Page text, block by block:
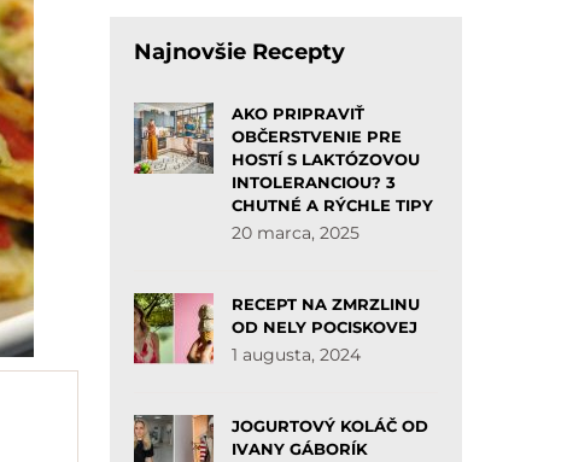
Najnovšie Recepty
AKO PRIPRAVIŤ
OBČERSTVENIE PRE
HOSTÍ S LAKTÓZOVOU
INTOLERANCIOU? 3
CHUTNÉ A RÝCHLE TIPY
20 marca, 2025
RECEPT NA ZMRZLINU
OD NELY POCISKOVEJ
1 augusta, 2024
JOGURTOVÝ KOLÁČ OD
IVANY GÁBORÍK